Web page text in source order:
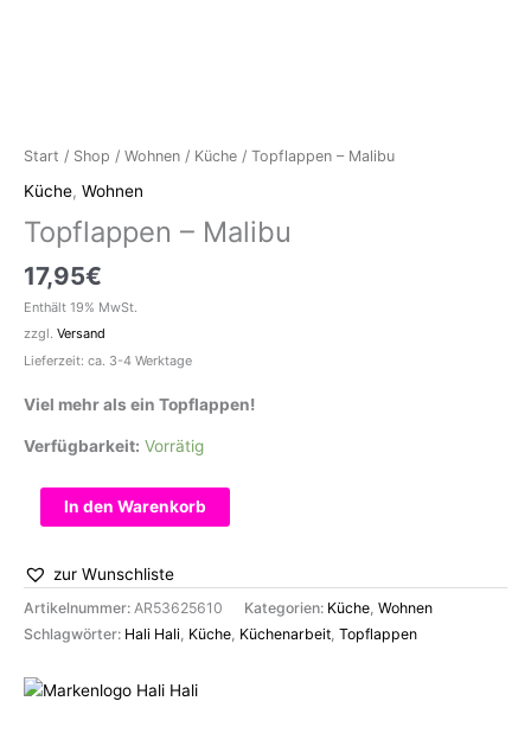
Start / Shop / Wohnen / Küche / Topflappen – Malibu
Küche, Wohnen
Topflappen – Malibu
17,95€
Enthält 19% MwSt.
zzgl. Versand
Lieferzeit: ca. 3-4 Werktage
Viel mehr als ein Topflappen!
Verfügbarkeit: Vorrätig
Topflappen
Menge
In den Warenkorb
zur Wunschliste
Artikelnummer: AR53625610 Kategorien: Küche, Wohnen
Schlagwörter: Hali Hali, Küche, Küchenarbeit, Topflappen